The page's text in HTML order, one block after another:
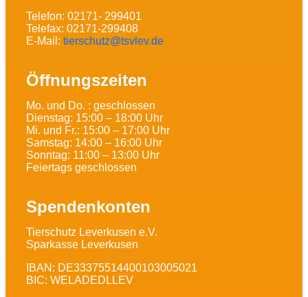
Telefon: 02171- 299401
Telefax: 02171-299408
E-Mail: tierschutz@tsvlev.de
Öffnungszeiten
Mo. und Do. : geschlossen
Dienstag: 15:00 – 18:00 Uhr
Mi. und Fr.: 15:00 – 17:00 Uhr
Samstag: 14:00 – 16:00 Uhr
Sonntag: 11:00 – 13:00 Uhr
Feiertags geschlossen
Spendenkonten
Tierschutz Leverkusen e.V.
Sparkasse Leverkusen
IBAN: DE33375514400103005021
BIC: WELADEDLLEV